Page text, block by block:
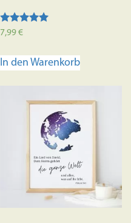
Bewertet mit
7,99€
In den Warenkorb